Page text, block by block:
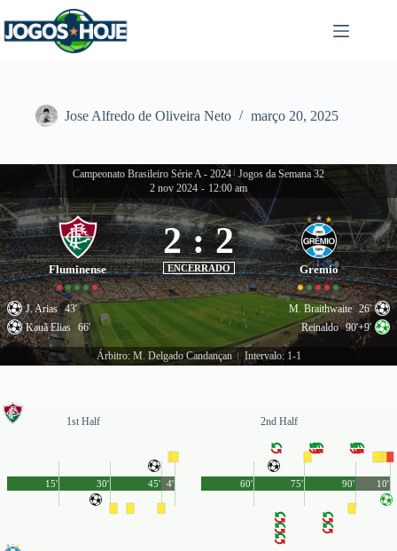
para
o
Jose Alfredo de Oliveira Neto março 20, 2025
Campeonato Brasileiro Série A - 2024 Jogos da Semana 32
2 nov 2024 - 12:00 am
Fluminense
2 : 2
ENCERRADO Gremio
J. Arias 43'
Kauã Elias 66'
M. Braithwaite 26'
Reinaldo 90'+9'
Árbitro: M. Delgado Candançan Intervalo: 1-1
1st Half
45'
15' 30' 4'
2nd Half
90'
60' 75' 10'